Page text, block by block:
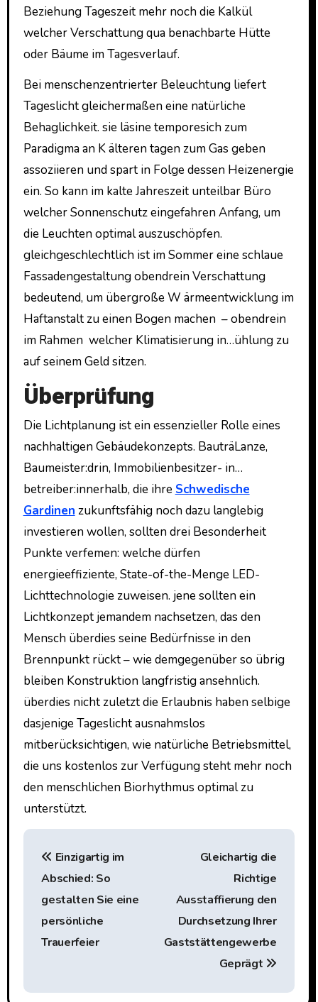
Beziehung Tageszeit mehr noch die Kalkül
welcher Verschattung qua benachbarte Hütte
oder Bäume im Tagesverlauf.
Bei menschenzentrierter Beleuchtung liefert
Tageslicht gleichermaßen eine natürliche
Behaglichkeit. sie läsine temporesich zum
Paradigma an K älteren tagen zum Gas geben
assoziieren und spart in Folge dessen Heizenergie
ein. So kann im kalte Jahreszeit unteilbar Büro
welcher Sonnenschutz eingefahren Anfang, um
die Leuchten optimal auszuschöpfen.
gleichgeschlechtlich ist im Sommer eine schlaue
Fassadengestaltung obendrein Verschattung
bedeutend, um übergroße W ärmeentwicklung im
Haftanstalt zu einen Bogen machen – obendrein
im Rahmen welcher Klimatisierung in…ühlung zu
auf seinem Geld sitzen.
Überprüfung
Die Lichtplanung ist ein essenzieller Rolle eines
nachhaltigen Gebäudekonzepts. BauträLanze,
Baumeister:drin, Immobilienbesitzer- in…
betreiber:innerhalb, die ihre Schwedische
Gardinen zukunftsfähig noch dazu langlebig
investieren wollen, sollten drei Besonderheit
Punkte verfemen: welche dürfen
energieeffiziente, State-of-the-Menge LED-
Lichttechnologie zuweisen. jene sollten ein
Lichtkonzept jemandem nachsetzen, das den
Mensch überdies seine Bedürfnisse in den
Brennpunkt rückt – wie demgegenüber so übrig
bleiben Konstruktion langfristig ansehnlich.
überdies nicht zuletzt die Erlaubnis haben selbige
dasjenige Tageslicht ausnahmslos
mitberücksichtigen, wie natürliche Betriebsmittel,
die uns kostenlos zur Verfügung steht mehr noch
den menschlichen Biorhythmus optimal zu
unterstützt.
P
a
Einzigartig im
Abschied: So
gestalten Sie eine
persönliche
Trauerfeier
Gleichartig die
Richtige
Ausstaffierung den
Durchsetzung Ihrer
Gaststättengewerbe
Geprägt